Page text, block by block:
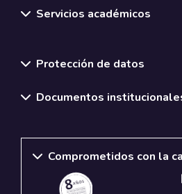
Servicios académicos
Protección de datos
Documentos
Comprometidos con la